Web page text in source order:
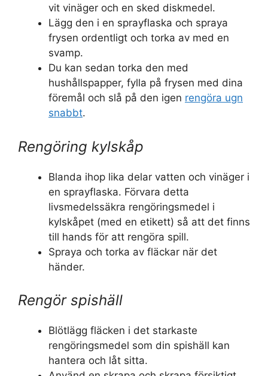
vit vinäger och en sked diskmedel.
Lägg den i en sprayflaska och spraya
frysen ordentligt och torka av med en
svamp.
Du kan sedan torka den med
hushållspapper, fylla på frysen med dina
föremål och slå på den igen rengöra ugn
snabbt.
Rengöring kylskåp
Blanda ihop lika delar vatten och vinäger i
en sprayflaska. Förvara detta
livsmedelssäkra rengöringsmedel i
kylskåpet (med en etikett) så att det finns
till hands för att rengöra spill.
Spraya och torka av fläckar när det
händer.
Rengör spishäll
Blötlägg fläcken i det starkaste
rengöringsmedel som din spishäll kan
hantera och låt sitta.